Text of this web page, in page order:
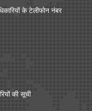
के टेलीफोन नंबर
की सूची